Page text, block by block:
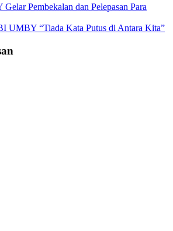
Pembekalan dan Pelepasan Para
UMBY “Tiada Kata Putus di Antara Kita”